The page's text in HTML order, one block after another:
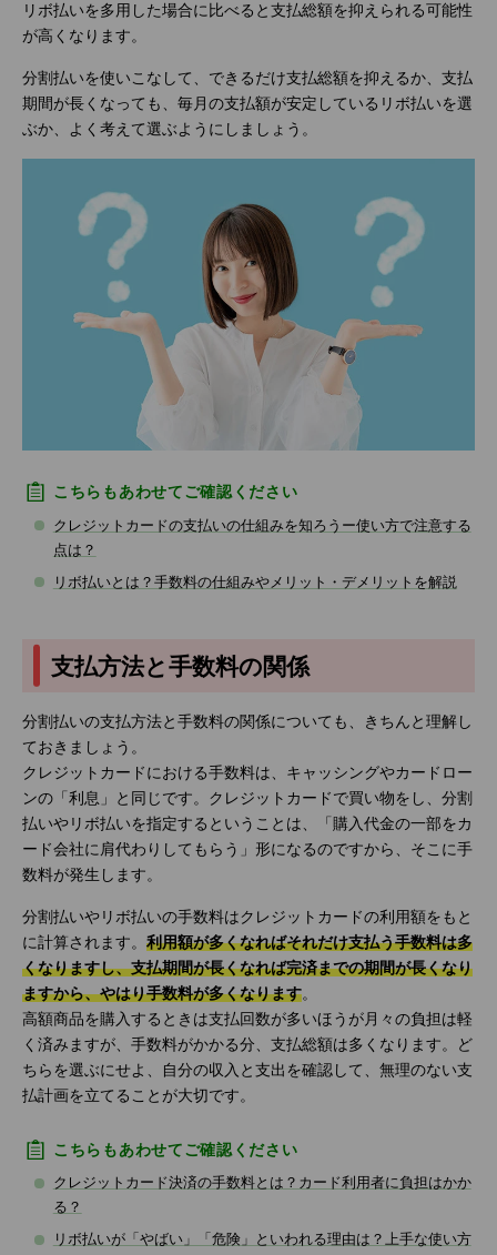
リボ払いを多用した場合に比べると支払総額を抑えられる可能性
が高くなります。
分割払いを使いこなして、できるだけ支払総額を抑えるか、支払
期間が長くなっても、毎月の支払額が安定しているリボ払いを選
ぶか、よく考えて選ぶようにしましょう。
こちらもあわせてご確認ください
クレジットカードの支払いの仕組みを知ろうー使い方で注意する
点は？
リボ払いとは？手数料の仕組みやメリット・デメリットを解説
支払方法と手数料の関係
分割払いの支払方法と手数料の関係についても、きちんと理解し
ておきましょう。
クレジットカードにおける手数料は、キャッシングやカードロー
ンの「利息」と同じです。クレジットカードで買い物をし、分割
払いやリボ払いを指定するということは、「購入代金の一部をカ
ード会社に肩代わりしてもらう」形になるのですから、そこに手
数料が発生します。
分割払いやリボ払いの手数料はクレジットカードの利用額をもと
に計算されます。 利用額が多くなればそれだけ支払う手数料は多
くなりますし、支払期間が長くなれば完済までの期間が長くなり
ますから、やはり手数料が多くなります。
高額商品を購入するときは支払回数が多いほうが月々の負担は軽
く済みますが、手数料がかかる分、支払総額は多くなります。ど
ちらを選ぶにせよ、自分の収入と支出を確認して、無理のない支
払計画を立てることが大切です。
こちらもあわせてご確認ください
クレジットカード決済の手数料とは？カード利用者に負担はかか
る？
リボ払いが「やばい」「危険」といわれる理由は？上手な使い方